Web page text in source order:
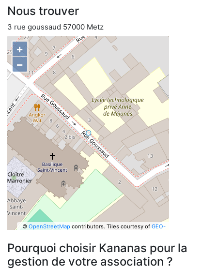
Nous trouver
3 rue goussaud 57000 Metz
+
−
© OpenStreetMapcontributors. Tiles courtesy of GEO-
Pourquoi choisir Kananas pour la
gestion de votre association ?